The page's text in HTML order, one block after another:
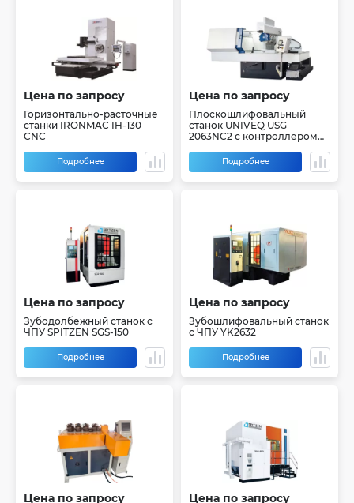
Цена по запросу
Горизонтально-расточные
станки IRONMAC IH-130
CNC
Подробнее
Цена по запросу
Плоскошлифовальный
станок UNIVEQ USG
2063NC2 с контроллером
Подробнее
Цена по запросу
Зубодолбежный станок с
ЧПУ SPITZEN SGS-150
Подробнее
Цена по запросу
Зубошлифовальный станок
с ЧПУ YK2632
Подробнее
Цена по запросу Цена по запросу